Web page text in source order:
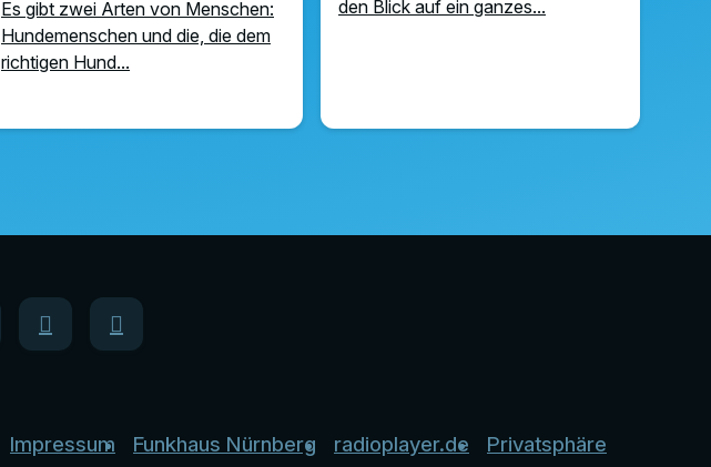
Es gibt zwei Arten von Menschen:
Hundemenschen und die, die dem
richtigen Hund...
den Blick auf ein ganzes...
Impressum Funkhaus Nürnberg radioplayer.de Privatsphäre